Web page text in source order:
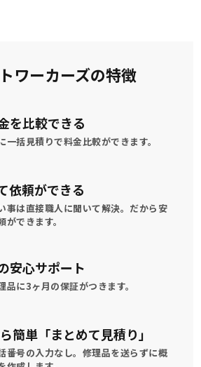
ワーカーズの特徴
を比較できる
一括見積りで料金比較ができます。
依頼ができる
事は直接職人に聞いて解決。 だから安
ができます。
安心サポート
品に3ヶ月の保証がつきます。
簡単 「まとめて見積り」
番号の入力なし。修理品を送らずに概